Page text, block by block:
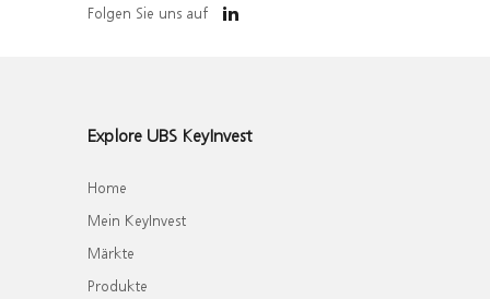
Folgen Sie uns auf
Explore UBS KeyInvest
Home
Mein KeyInvest
Märkte
Produkte